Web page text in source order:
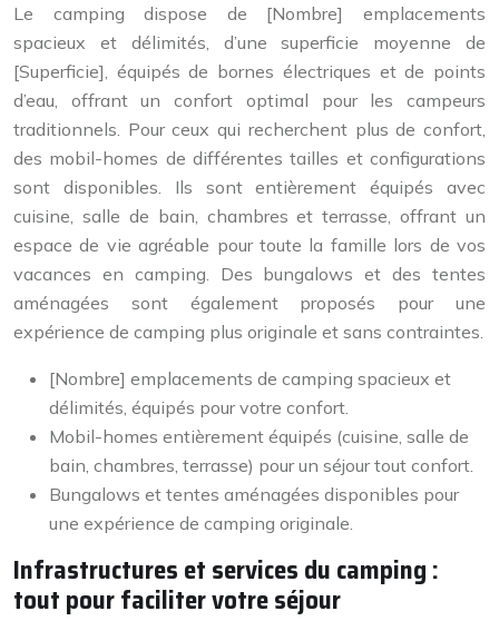
Le camping dispose de [Nombre] emplacements
spacieux et délimités, d’une superficie moyenne de
[Superficie], équipés de bornes électriques et de points
d’eau, offrant un confort optimal pour les campeurs
traditionnels. Pour ceux qui recherchent plus de confort,
des mobil-homes de différentes tailles et configurations
sont disponibles. Ils sont entièrement équipés avec
cuisine, salle de bain, chambres et terrasse, offrant un
espace de vie agréable pour toute la famille lors de vos
vacances en camping. Des bungalows et des tentes
aménagées sont également proposés pour une
expérience de camping plus originale et sans contraintes.
[Nombre] emplacements de camping spacieux et
délimités, équipés pour votre confort.
Mobil-homes entièrement équipés (cuisine, salle de
bain, chambres, terrasse) pour un séjour tout confort.
Bungalows et tentes aménagées disponibles pour
une expérience de camping originale.
Infrastructures et services du camping :
tout pour faciliter votre séjour